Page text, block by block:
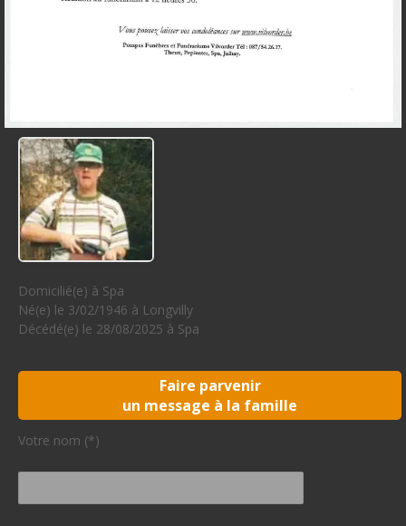
Domicilié(e) à Spa
Né(e) le 3/02/1946 à Longvilly
Décédé(e) le 28/08/2025 à Spa
Faire parvenir
un message à la famille
Votre nom (*)